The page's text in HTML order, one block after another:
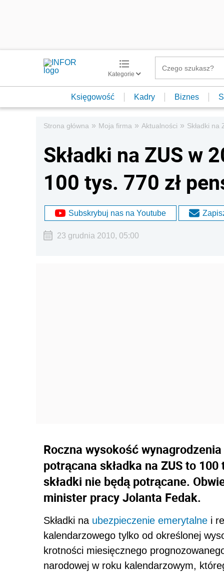
Kategorie
Księgowość Kadry Biznes
Strona główna » Moja firma » Aktualności » Składki na
Składki na ZUS w
100 tys. 770 zł
Subskrybuj nas na Youtube
23 grudnia 2010, 05:00
Roczna wysokość
potrącana składka na ZUS to
składki nie będą potrącane.
minister pracy Jolanta Fedak.
Składki na ubezpieczenie emerytalne i
kalendarzowego tylko od określonej
krotności miesięcznego
narodowej w roku kalendarzowym,